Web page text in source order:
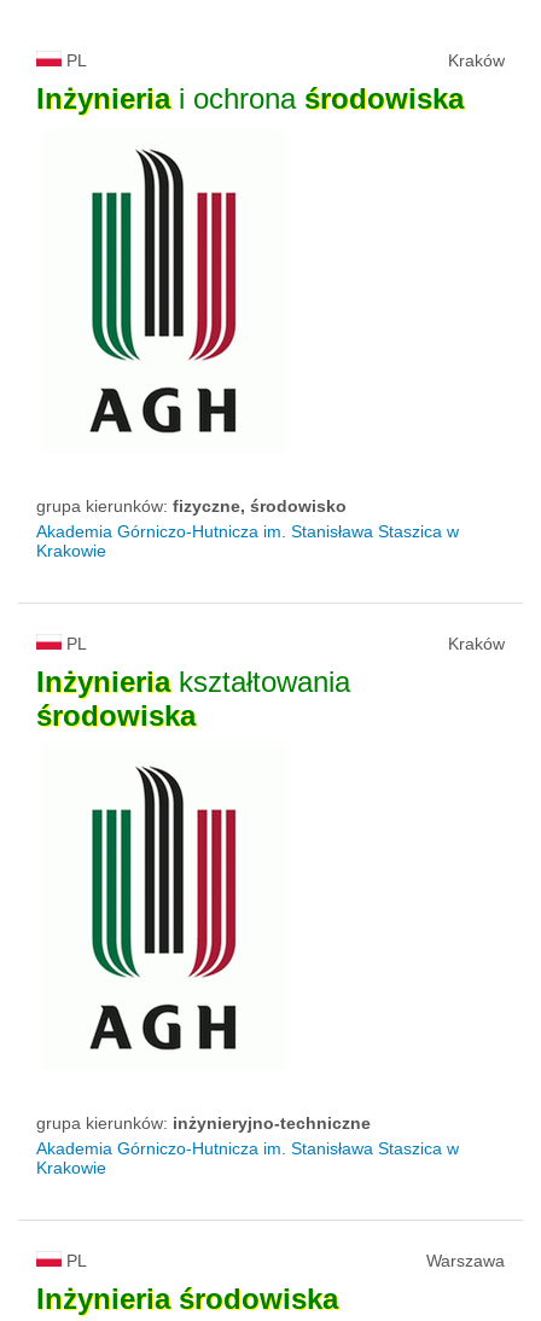
PL Kraków
Inżynieriai ochrona środowiska
grupa kierunków: fizyczne, środowisko
Akademia Górniczo-Hutnicza im. Stanisława Staszica w
Krakowie
PL Kraków
Inżynieriakształtowania
środowiska
grupa kierunków: inżynieryjno-techniczne
Akademia Górniczo-Hutnicza im. Stanisława Staszica w
Krakowie
PL Warszawa
Inżynieria środowiska